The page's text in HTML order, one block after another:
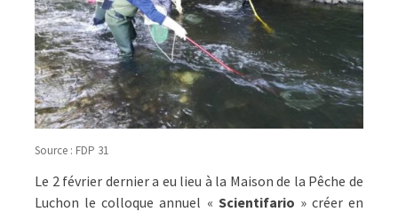
Source : FDP 31
Le 2 février dernier a eu lieu à la Maison de la Pêche de
Luchon le colloque annuel « Scientifario » créer en